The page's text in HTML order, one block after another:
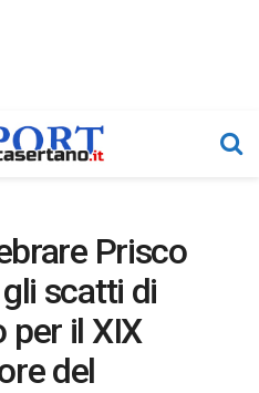
Prisco
scatti di
il XIX
del